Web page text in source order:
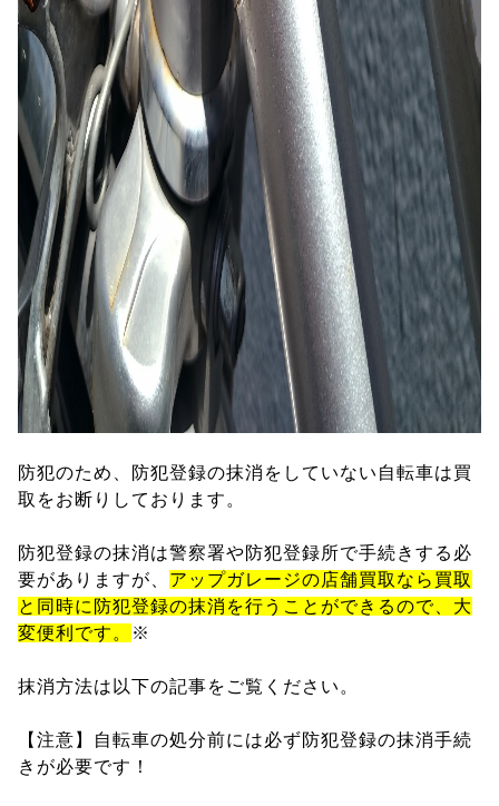
防犯のため、防犯登録の抹消をしていない自転車は買
取をお断りしております。
防犯登録の抹消は警察署や防犯登録所で手続きする必
要がありますが、 アップガレージの店舗買取なら買取
と同時に防犯登録の抹消を行うことができるので、大
変便利です。
※
抹消方法は以下の記事をご覧ください。
【注意】自転車の処分前には必ず防犯登録の抹消手続
きが必要です！